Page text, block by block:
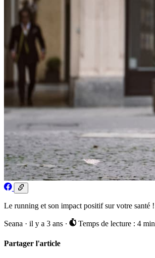
Le running et son impact positif sur votre santé !
Seana · il y a 3 ans · Temps de lecture : 4 min
Partager l'article